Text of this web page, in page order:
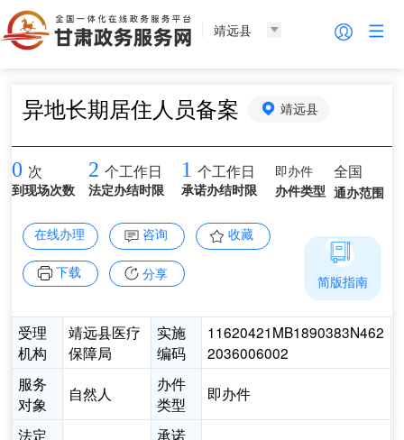
靖远县
异地长期居住人员备案 靖远县
0 次
到现场次数
2 个工作日
法定办结时限
1 个工作日
承诺办结时限
即办件
办件类型
全国
通办范围
在线办理 咨询 收藏
下载 分享
受理
机构
靖远县医疗
保障局
实施
编码
11620421MB1890383N462
2036006002
服务
对象
自然人
办件
类型
即办件
法定
承诺
简版指南